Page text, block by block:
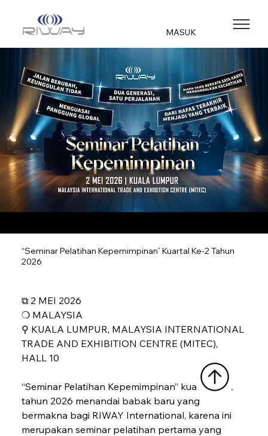
MASUK
“Seminar Pelatihan Kepemimpinan” Kuartal Ke-2 Tahun
2026
⧉ 2 MEI 2026
❍ MALAYSIA
⚲ KUALA LUMPUR, MALAYSIA INTERNATIONAL
TRADE AND EXHIBITION CENTRE (MITEC),
HALL 10
“Seminar Pelatihan Kepemimpinan” kuartal ke-2
tahun 2026 menandai babak baru yang
bermakna bagi RIWAY International, karena ini
merupakan seminar pelatihan pertama yang